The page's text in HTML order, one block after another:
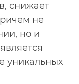
снижает
не
но и
уникальных